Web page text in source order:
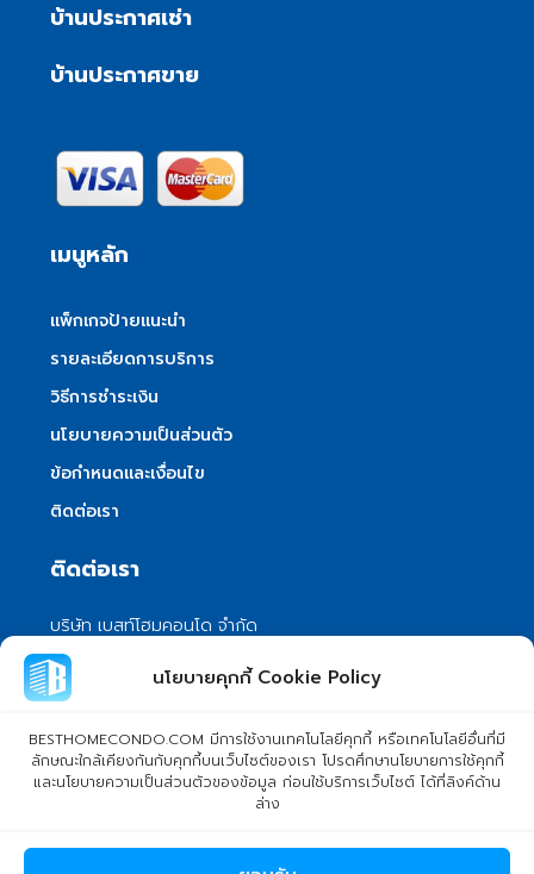
นโยบายคุกกี้ Cookie Policy
BESTHOMECONDO.COM มีการใช้งานเทคโนโลยีคุกกี้ หรือเทคโนโลยีอื่นที่มี
ลักษณะใกล้เคียงกันกับคุกกี้บนเว็บไซต์ของเรา โปรดศึกษานโยบายการใช้คุกกี้
และนโยบายความเป็นส่วนตัวของข้อมูล ก่อนใช้บริการเว็บไซต์ ได้ที่ลิงค์ด้าน
ล่าง
บ้านประกาศเช่า
บ้านประกาศขาย
เมนูหลัก
แพ็กเกจป้ายแนะนำ
รายละเอียดการบริการ
วิธีการชำระเงิน
นโยบายความเป็นส่วนตัว
ข้อกำหนดและเงื่อนไข
ติดต่อเรา
ติดต่อเรา
บริษัท เบสท์โฮมคอนโด จำกัด
101/399 หมู่ 7 แขวงลําผักชี เขตหนองจอก
กรุงเทพมหานคร 10530
info@besthomecondo.com
© Copyright 2024 BESTHOMECONDO CO., LTD. - All rights